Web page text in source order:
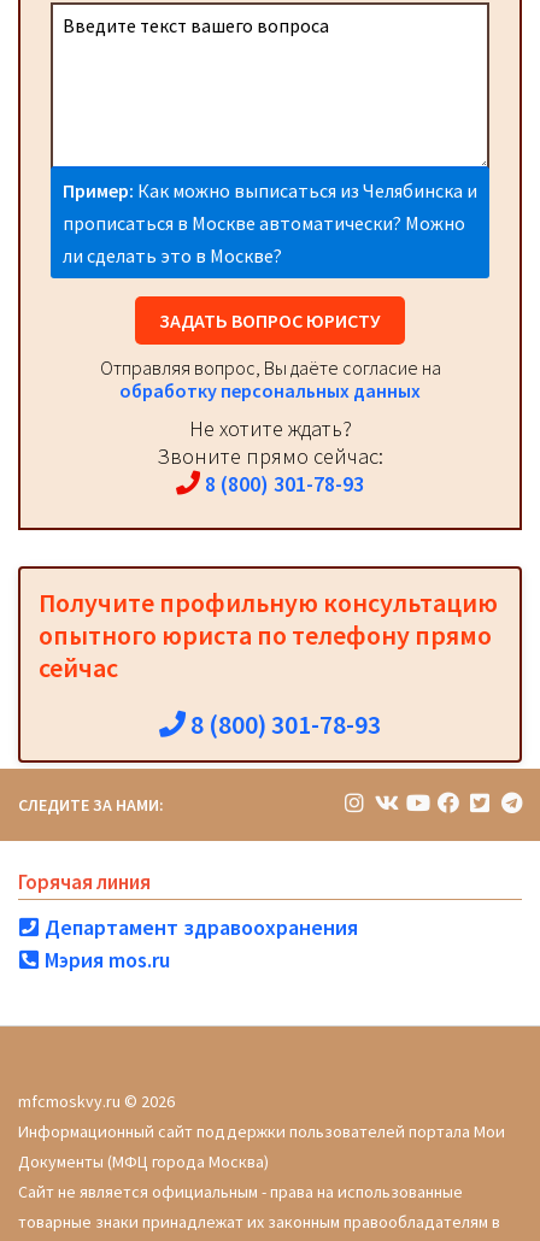
Пример: Как можно выписаться из Челябинска и
прописаться в Москве автоматически? Можно
ли сделать это в Москве?
ЗАДАТЬ ВОПРОС ЮРИСТУ
Отправляя вопрос, Вы даёте согласие на
обработку персональных данных
Не хотите ждать?
Звоните прямо сейчас:
8 (800) 301-78-93
Получите профильную консультацию
опытного юриста по телефону прямо
сейчас
8 (800) 301-78-93
СЛЕДИТЕ ЗА НАМИ:
Горячая линия
Департамент здравоохранения
Мэрия mos.ru
mfcmoskvy.ru © 2026
Информационный сайт поддержки пользователей портала Мои
Документы (МФЦ города Москва)
Сайт не является официальным - права на использованные
товарные знаки принадлежат их законным правообладателям в